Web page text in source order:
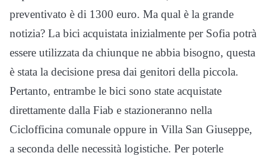
preventivato è di 1300 euro. Ma qual è la grande
notizia? La bici acquistata inizialmente per Sofia potrà
essere utilizzata da chiunque ne abbia bisogno, questa
è stata la decisione presa dai genitori della piccola.
Pertanto, entrambe le bici sono state acquistate
direttamente dalla Fiab e stazioneranno nella
Ciclofficina comunale oppure in Villa San Giuseppe,
a seconda delle necessità logistiche. Per poterle